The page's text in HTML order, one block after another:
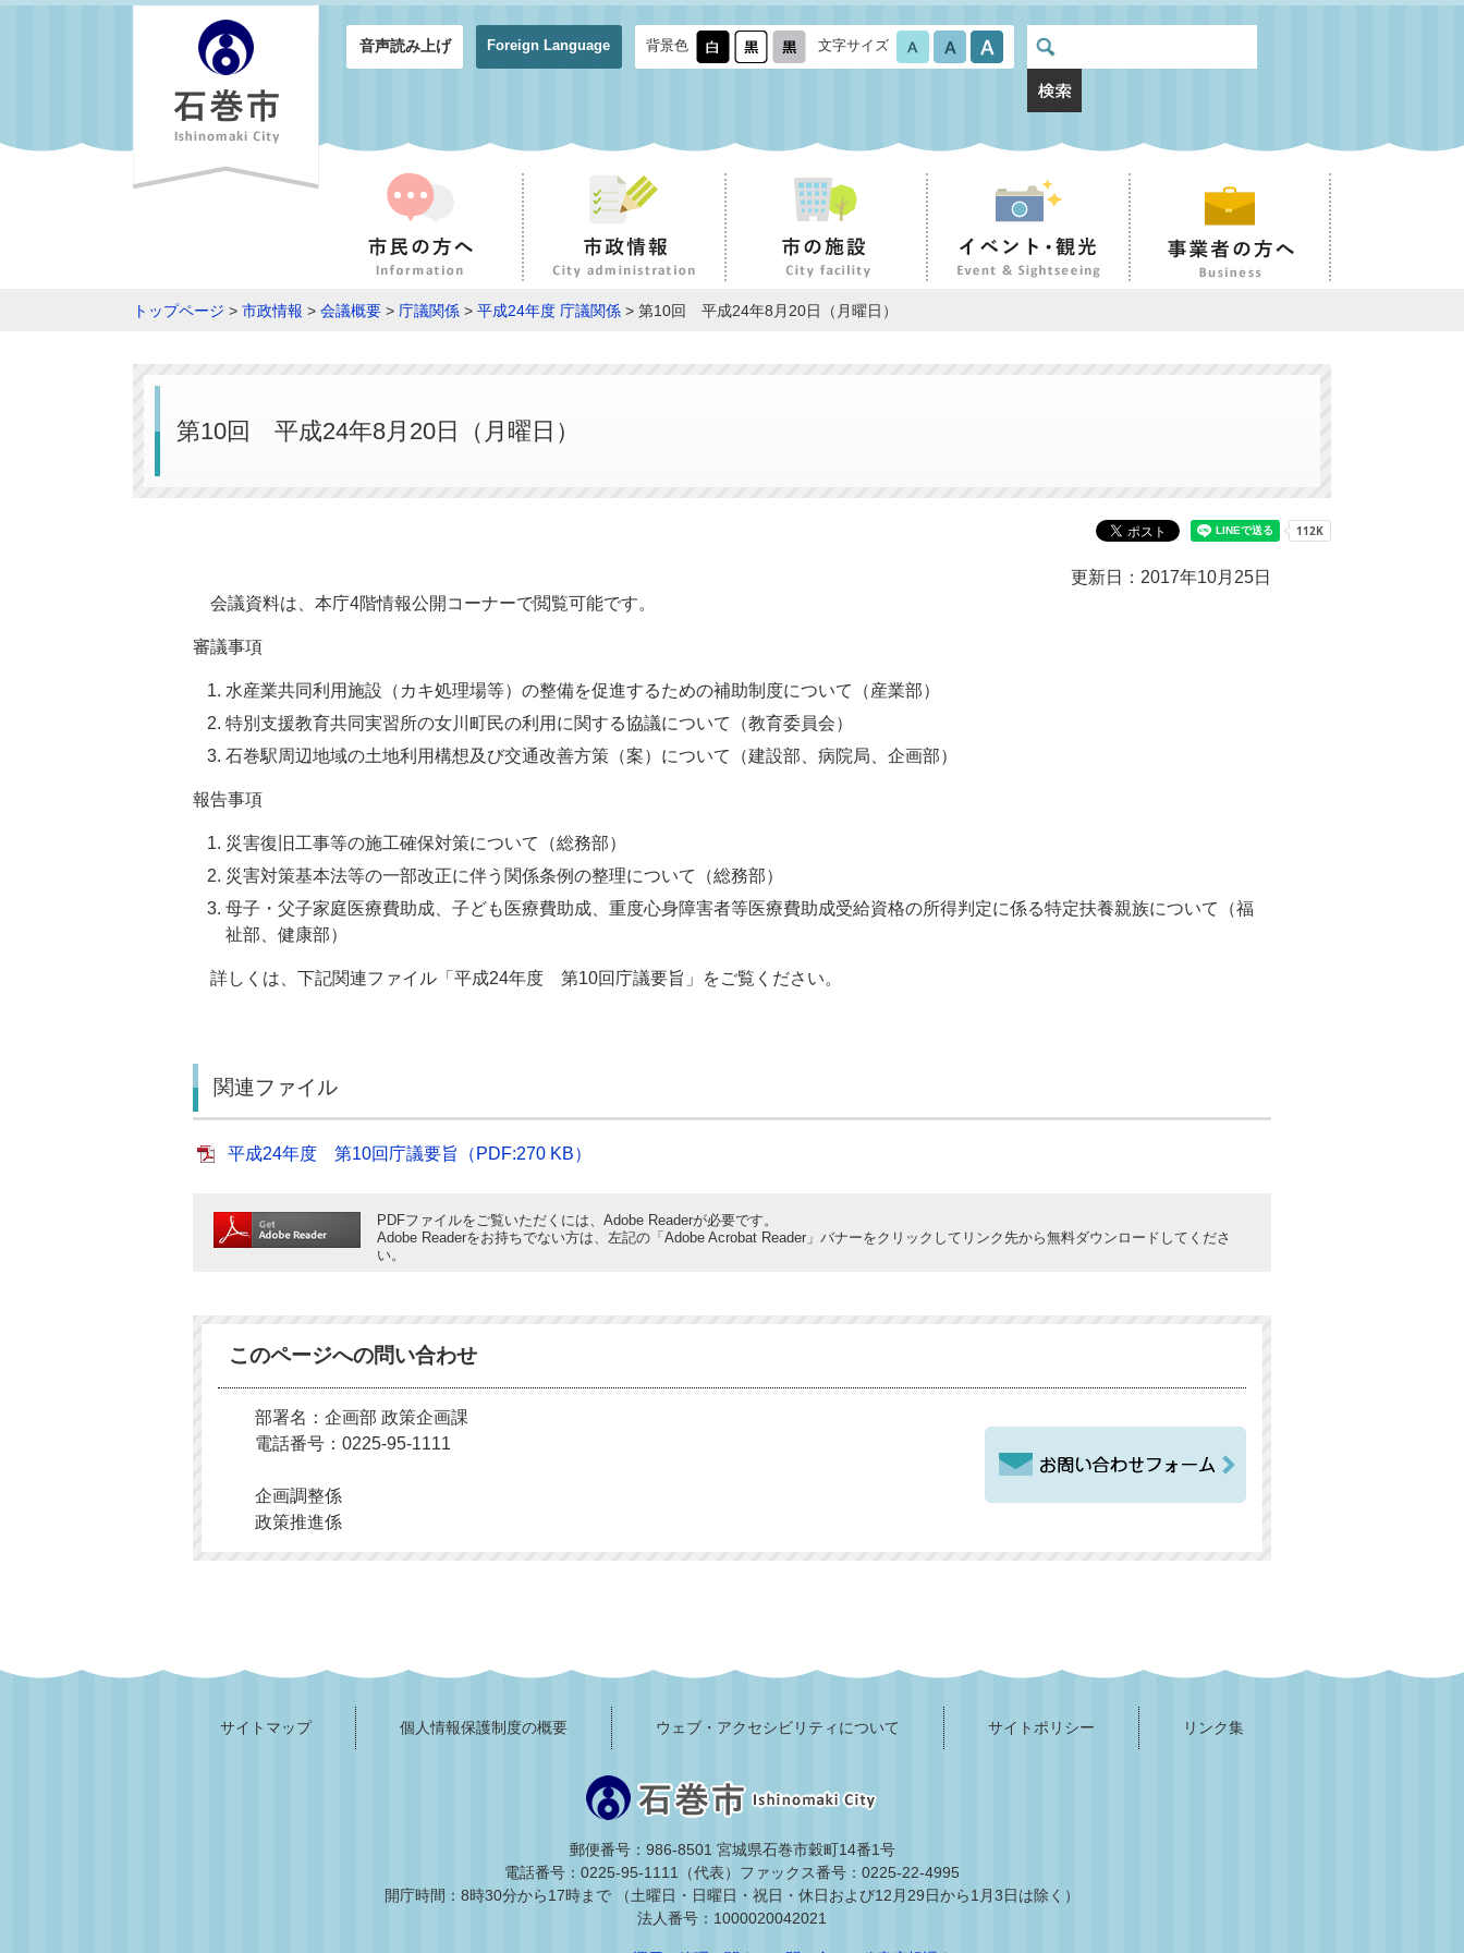
音声読み上げ Foreign Language 背景色 文字サイズ
トップページ > 市政情報 > 会議概要 > 庁議関係 > 平成24年度 庁議関係 > 第10回 平成24年8月20日（月曜日）
第10回 平成24年8月20日（月曜日）
更新日：2017年10月25日
会議資料は、本庁4階情報公開コーナーで閲覧可能です。
審議事項
水産業共同利用施設（カキ処理場等）の整備を促進するための補助制度について（産業部）
特別支援教育共同実習所の女川町民の利用に関する協議について（教育委員会）
石巻駅周辺地域の土地利用構想及び交通改善方策（案）について（建設部、病院局、企画部）
報告事項
災害復旧工事等の施工確保対策について（総務部）
災害対策基本法等の一部改正に伴う関係条例の整理について（総務部）
母子・父子家庭医療費助成、子ども医療費助成、重度心身障害者等医療費助成受給資格の所得判定に係る特定扶養親族について（福
祉部、健康部）
詳しくは、下記関連ファイル「平成24年度 第10回庁議要旨」をご覧ください。
関連ファイル
平成24年度 第10回庁議要旨（PDF:270 KB）
PDFファイルをご覧いただくには、Adobe Readerが必要です。
Adobe Readerをお持ちでない方は、左記の「Adobe Acrobat Reader」バナーをクリックしてリンク先から無料ダウンロードしてくださ
い。
このページへの問い合わせ
部署名：企画部 政策企画課
電話番号：0225-95-1111
企画調整係
政策推進係
サイトマップ 個人情報保護制度の概要 ウェブ・アクセシビリティについて サイトポリシー リンク集
郵便番号：986-8501 宮城県石巻市穀町14番1号
電話番号：0225-95-1111（代表） ファックス番号：0225-22-4995
開庁時間：8時30分から17時まで （土曜日・日曜日・祝日・休日および12月29日から1月3日は除く）
法人番号：1000020042021